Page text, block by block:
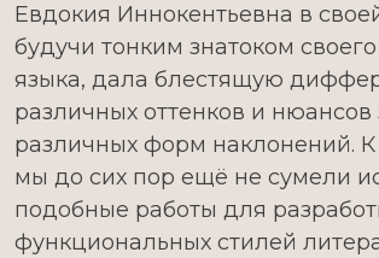
Евдокия Иннокентьевна в
будучи тонким знатоком
языка, дала блестящую
различных оттенков и нюансов
различных форм наклонений.
мы до сих пор ещё не сумели
подобные работы для
функциональных стилей